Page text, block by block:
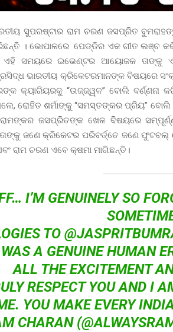
ସୁପରଷ୍ଟାର ରାମ ଚରଣ ଜସପ୍ରିତ
। ଭୋପାଳରେ ପେଡ୍ଡିର ଏକ ଗୀତ ଲଞ୍ଚ
ଏହି ସମୟରେ ଇଭେଣ୍ଟର ଆୟୋଜକ ତାଙ୍କୁ
ଭାରତୀୟ କ୍ରିକେଟରମାନଙ୍କ ବିଷୟରେ
କ୍ୟାରିୟରକୁ “ଉଜ୍ଜ୍ୱଳ” ବୋଲି ବର୍ଣ୍ଣନା
ରୋହିତ ଶର୍ମାଙ୍କୁ “ସମସ୍ତଙ୍କର ପ୍ରିୟ”
ଜସପ୍ରିତଙ୍କ ଖେଳ ବିଷୟରେ
ଜଣେ କ୍ରିକେଟର ପରିବର୍ତ୍ତେ ଜଣେ ଫୁଟବଲ୍
ରାମ ଚରଣ ଏବେ କ୍ଷମା ମାଗିଛନ୍ତି।
I’M GENUINELY SO
TO
A GENUINE HUMAN
ALL THE EXCITEMENT
RESPECT YOU AND I
YOU MAKE EVERY
CHARAN